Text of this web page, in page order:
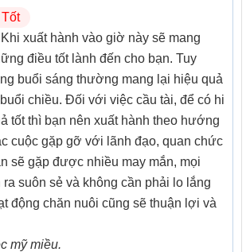
Tốt
xuất hành vào giờ này sẽ mang
điều tốt lành đến cho bạn. Tuy
buổi sáng thường mang lại hiệu quả
chiều. Đối với việc cầu tài, để có hi
tốt thì bạn nên xuất hành theo hướng
cuộc gặp gỡ với lãnh đạo, quan chức
sẽ gặp được nhiều may mắn, mọi
suôn sẻ và không cần phải lo lắng
động chăn nuôi cũng sẽ thuận lợi và
mỹ miều.